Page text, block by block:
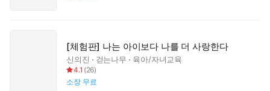
[체험판] 나는 아이보다 나를 더 사랑한다
신의진 걷는나무 육아/자녀교육
4.1 (26)
소장 무료